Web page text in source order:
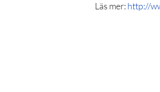
Läs mer: http://